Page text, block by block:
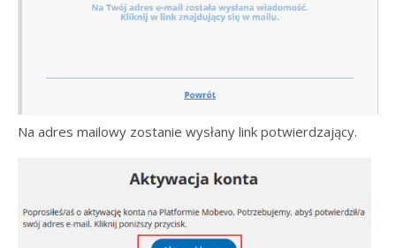
Na adres mailowy zostanie wysłany link potwierdzający.